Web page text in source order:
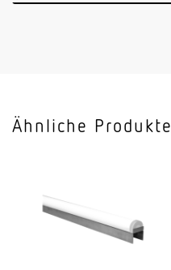
Dimmung DALI
Ähnliche Produkte